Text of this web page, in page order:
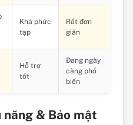
Khá phức
tạp
Rất đơn
giản
Hỗ trợ
tốt
Đang ngày
càng phổ
biến
& Bảo mật